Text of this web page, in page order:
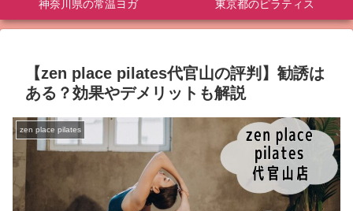
神奈川県の常温ヨガ 東京都のピラティス
【zen place pilates代官山の評判】勧誘は
ある？効果やデメリットも解説
zen place pilates